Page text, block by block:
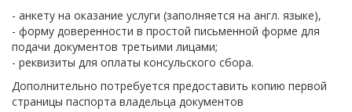
- анкету на оказание услуги (заполняется на англ. языке),
- форму доверенности в простой письменной форме для
подачи документов третьими лицами;
- реквизиты для оплаты консульского сбора.
Дополнительно потребуется предоставить копию первой
страницы паспорта владельца документов